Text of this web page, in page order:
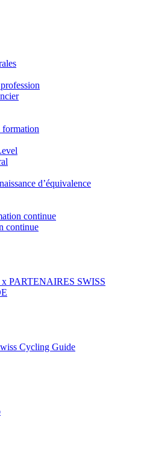
formation
d’équivalence
continue
continue
PARTENAIRES SWISS
Cycling Guide